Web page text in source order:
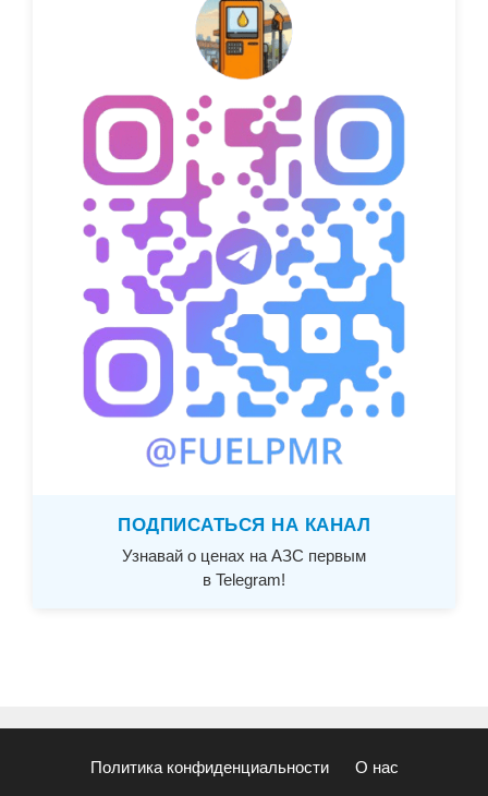
ПОДПИСАТЬСЯ НА КАНАЛ
Узнавай о ценах на АЗС первым
в Telegram!
Политика конфиденциальности О нас